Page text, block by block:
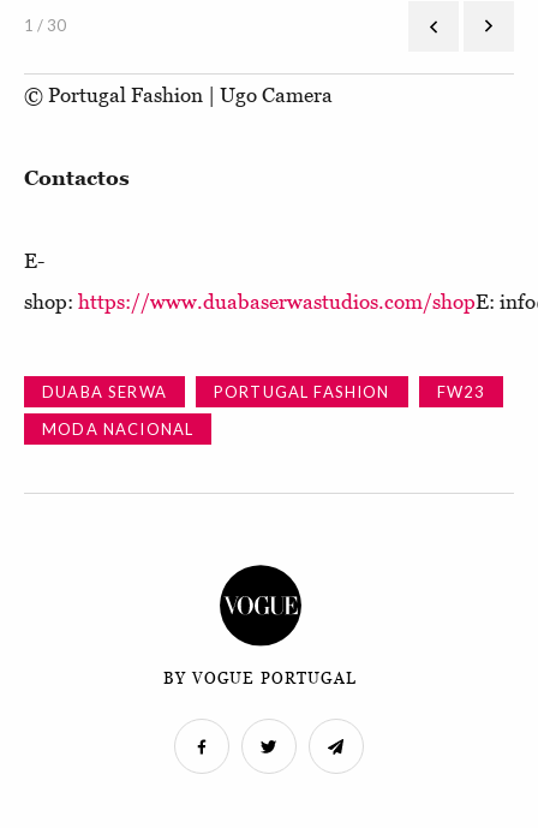
1 / 30
© Portugal Fashion | Ugo Camera
Contactos
E-
shop: https://www.duabaserwastudios.com/shopE:
DUABA SERWA PORTUGAL FASHION
FW23
MODA NACIONAL
BY VOGUE PORTUGAL